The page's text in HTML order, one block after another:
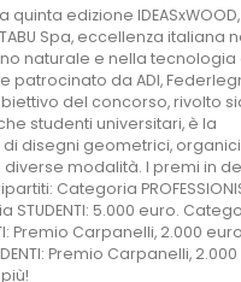
quinta edizione
Spa, eccellenza italiana
naturale e nella tecnologia
patrocinato da ADI,
del concorso, rivolto
studenti universitari, è la
disegni geometrici,
modalità. I premi in
Categoria
STUDENTI: 5.000 euro.
Premio Carpanelli, 2.000
Premio Carpanelli, 2.000